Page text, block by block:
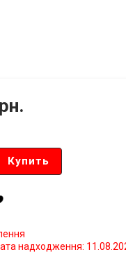
Купить
надходження: